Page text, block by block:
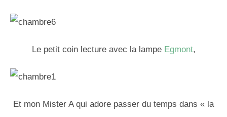
Le petit coin lecture avec la lampe Egmont,
Et mon Mister A qui adore passer du temps dans « la